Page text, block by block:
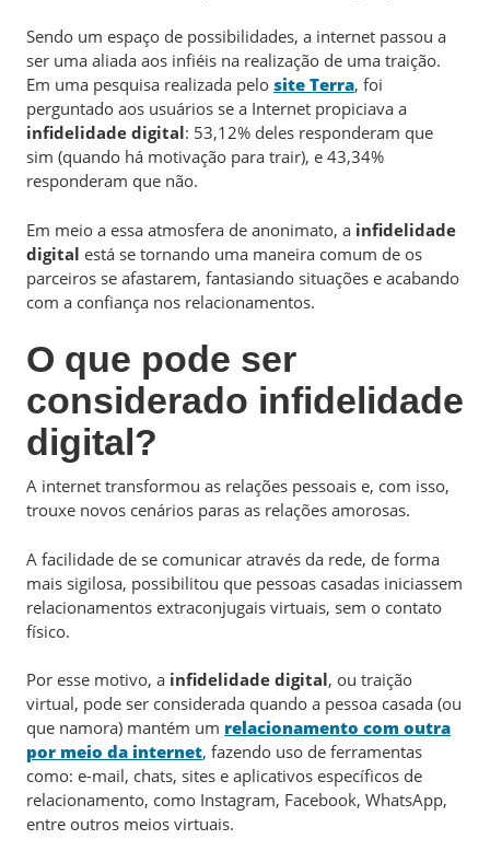
Sendo um espaço de possibilidades, a internet passou a
ser uma aliada aos infiéis na realização de uma traição.
Em uma pesquisa realizada pelo site Terra, foi
perguntado aos usuários se a Internet propiciava a
infidelidade digital: 53,12% deles responderam que
sim (quando há motivação para trair), e 43,34%
responderam que não.
Em meio a essa atmosfera de anonimato, a infidelidade
digital está se tornando uma maneira comum de os
parceiros se afastarem, fantasiando situações e acabando
com a confiança nos relacionamentos.
O que pode ser
considerado infidelidade
digital?
A internet transformou as relações pessoais e, com isso,
trouxe novos cenários paras as relações amorosas.
A facilidade de se comunicar através da rede, de forma
mais sigilosa, possibilitou que pessoas casadas iniciassem
relacionamentos extraconjugais virtuais, sem o contato
físico.
Por esse motivo, a infidelidade digital, ou traição
virtual, pode ser considerada quando a pessoa casada (ou
que namora) mantém um relacionamento com outra
por meio da internet, fazendo uso de ferramentas
como: e-mail, chats, sites e aplicativos específicos de
relacionamento, como Instagram, Facebook, WhatsApp,
entre outros meios virtuais.